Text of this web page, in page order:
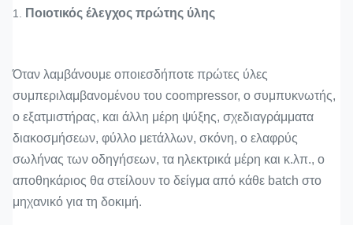
1. Ποιοτικός έλεγχος πρώτης ύλης
Όταν λαμβάνουμε οποιεσδήποτε πρώτες ύλες
συμπεριλαμβανομένου του coompressor, ο συμπυκνωτής,
ο εξατμιστήρας, και άλλη μέρη ψύξης, σχεδιαγράμματα
διακοσμήσεων, φύλλο μετάλλων, σκόνη, ο ελαφρύς
σωλήνας των οδηγήσεων, τα ηλεκτρικά μέρη και κ.λπ., ο
αποθηκάριος θα στείλουν το δείγμα από κάθε batch στο
μηχανικό για τη δοκιμή.